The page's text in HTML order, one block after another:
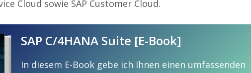
Cloud sowie SAP Customer Cloud.
SAP C/4HANA Suite [E-Book]
In diesem E-Book gebe ich Ihnen einen umfassenden